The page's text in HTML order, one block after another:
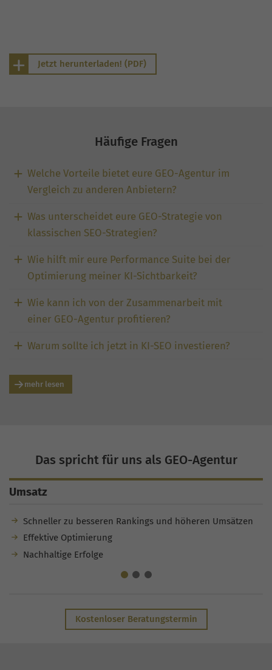
Jetzt herunterladen! (PDF)
Häufige Fragen
Welche Vorteile bietet eure GEO-Agentur im
Vergleich zu anderen Anbietern?
Was unterscheidet eure GEO-Strategie von
klassischen SEO-Strategien?
Wie hilft mir eure Performance Suite bei der
Optimierung meiner KI-Sichtbarkeit?
Wie kann ich von der Zusammenarbeit mit
einer GEO-Agentur profitieren?
Warum sollte ich jetzt in KI-SEO investieren?
mehr lesen
Das spricht für uns als GEO-Agentur
Umsatz
Schneller zu besseren Rankings und höheren Umsätzen
Effektive Optimierung
Nachhaltige Erfolge
Kostenloser Beratungstermin